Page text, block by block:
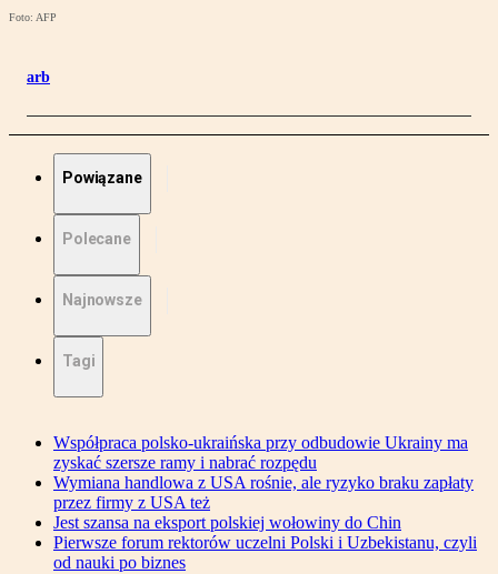
Foto: AFP
arb
Powiązane
Polecane
Najnowsze
Tagi
Współpraca polsko-ukraińska przy odbudowie Ukrainy ma
zyskać szersze ramy i nabrać rozpędu
Wymiana handlowa z USA rośnie, ale ryzyko braku zapłaty
przez firmy z USA też
Jest szansa na eksport polskiej wołowiny do Chin
Pierwsze forum rektorów uczelni Polski i Uzbekistanu, czyli
od nauki po biznes